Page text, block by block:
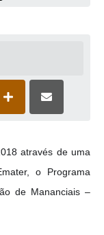
através de uma
o Programa
de Mananciais –